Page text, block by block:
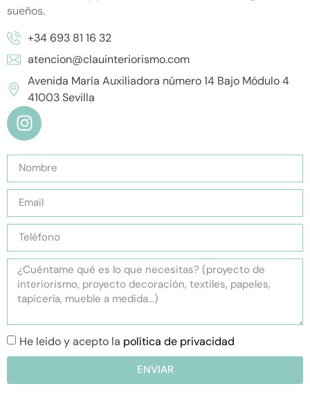
sueños.
+34 693 81 16 32
atencion@clauinteriorismo.com
Avenida María Auxiliadora número 14 Bajo Módulo 4
41003 Sevilla
He leido y acepto la política de privacidad
ENVIAR